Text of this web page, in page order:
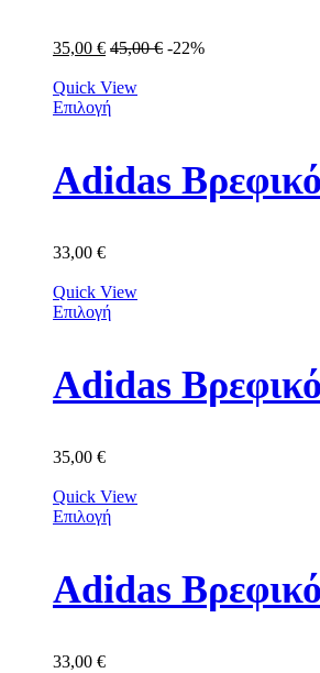
35,00 € 45,00€ -22%
Quick View
Επιλογή
Adidas
33,00 €
Quick View
Επιλογή
Adidas
35,00 €
Quick View
Επιλογή
Adidas
33,00 €